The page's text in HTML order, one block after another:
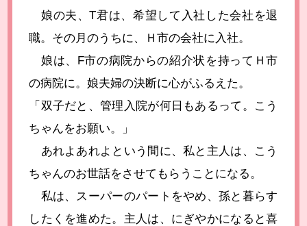
娘の夫、T君は、希望して入社した会社を退
職。その月のうちに、Ｈ市の会社に入社。
娘は、F市の病院からの紹介状を持ってＨ市
の病院に。娘夫婦の決断に心がふるえた。
「双子だと、管理入院が何日もあるって。こう
ちゃんをお願い。」
あれよあれよという間に、私と主人は、こう
ちゃんのお世話をさせてもらうことになる。
私は、スーパーのパートをやめ、孫と暮らす
したくを進めた。主人は、にぎやかになると喜